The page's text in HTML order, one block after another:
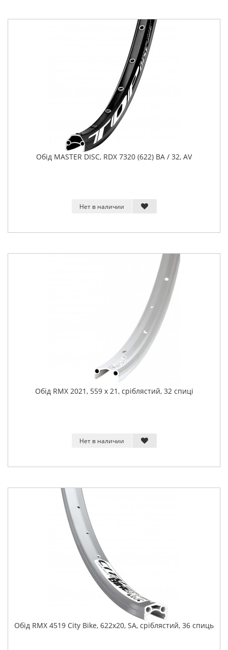
Обід MASTER DISC, RDX 7320 (622) BA / 32, AV
Нет в наличии
Обід RMX 2021, 559 x 21, сріблястий, 32 спиці
Нет в наличии
Обід RMX 4519 City Bike, 622x20, SA, сріблястий, 36 спиць